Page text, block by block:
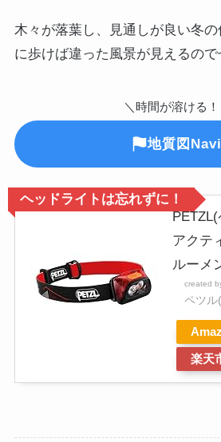
木々が落葉し、見通しが良い冬
に歩けば違った風景が見えるので
＼時間が溶ける！
地質図Navi
アクテ
ルーメ
created
ペツル
楽天
ヘッドライトは忘れずに！